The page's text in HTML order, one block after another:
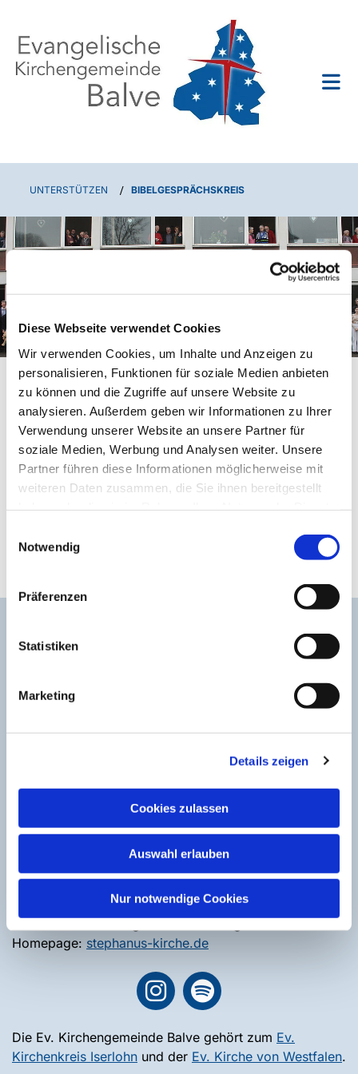
Diese Webseite verwendet Cookies
Wir verwenden Cookies, um Inhalte und Anzeigen zu
personalisieren, Funktionen für soziale Medien anbieten
zu können und die Zugriffe auf unsere Website zu
analysieren. Außerdem geben wir Informationen zu Ihrer
Verwendung unserer Website an unsere Partner für
soziale Medien, Werbung und Analysen weiter. Unsere
Partner führen diese Informationen möglicherweise mit
weiteren Daten zusammen, die Sie ihnen bereitgestellt
Notwendig
Präferenzen
Statistiken
Marketing
Details zeigen
Cookies zulassen
Auswahl erlauben
Nur notwendige Cookies
UNTERSTÜTZEN / BIBELGESPRÄCHSKREIS
Bibelgesprächskreis
Ein mal im Monat findet unser Bibelgesprächskreis
statt, zu dem alle Gemeindemitglieder herzlich
eingeladen sind. Bitte beachten Sie die aktuellen
Ankündigungen.
Zurück zur Auswahl - bitte klicken Sie hier!
Nächster Termin: 28.11.2017 um 19.30
Gemeindepädagoge Sven Körber
Jugendreferentin Doreen Wahl
Mittwoch: 15.30 Uhr bis 18.30 Uhr
Presbyteriumsvorsitz - Lars Beuter
Tel. +49 2375 9386944 |Email
Pfarramtliche Verbindung
Homepage: stephanus-kirche.de
Die Ev. Kirchengemeinde Balve gehört zum Ev.
Kirchenkreis Iserlohn und der Ev. Kirche von Westfalen.